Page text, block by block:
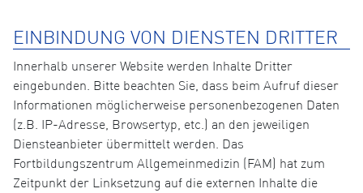
EINBINDUNG VON DIENSTEN DRITTER
Innerhalb unserer Website werden Inhalte Dritter
eingebunden. Bitte beachten Sie, dass beim Aufruf dieser
Informationen möglicherweise personenbezogenen Daten
(z.B. IP-Adresse, Browsertyp, etc.) an den jeweiligen
Diensteanbieter übermittelt werden. Das
Fortbildungszentrum Allgemeinmedizin (FAM) hat zum
Zeitpunkt der Linksetzung auf die externen Inhalte die